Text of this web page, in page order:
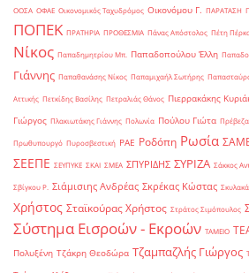
ΟΟΣΑ ΟΦΑΕ Οικονομικός Ταχυδρόμος Οικονόμου Γ. ΠΑΡΑΤΑΣΗ
ΠΟΠΕΚ ΠΡΑΤΗΡΙΑ ΠΡΟΘΕΣΜΙΑ Πάνας Απόστολος Πέτη
Νίκος Παπαδημητρίου Μπ. Παπαδοπούλου Έλλη
Γιάννης Παπαθανάσης Νίκος Παπαμιχαήλ Σωτήρης
Αττικής Πετκίδης Βασίλης Πετραλιάς Θάνος Πιερρακάκης
Γιώργος Πλακιωτάκης Γιάννης Πολωνία Πούλου Γιώτα Πρέβεζα
Πρωθυπουργό Πυροσβεστική ΡΑΕ Ροδόπη Ρωσία
ΣΕΕΠΕ ΣΕΥΠΥΚΕ ΣΚΑΙ ΣΜΕΑ ΣΠΥΡΙΔΗΣ ΣΥΡΙΖΑ Σάκκος
Σβίγκου Ρ. Σιάμισιης Ανδρέας Σκρέκας Κώστας
Χρήστος Σταϊκούρας Χρήστος Στράτος Σιμόπουλος
Σύστημα Εισροών - Εκροών ΤΑΜΕΙΟ
Πολυξένη Τζάκρη Θεοδώρα Τζαμπαζλής Γιώργος